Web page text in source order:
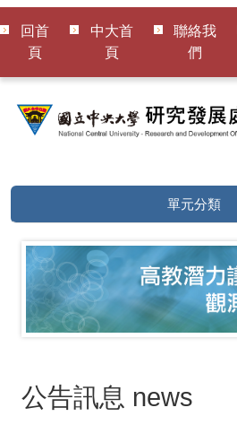
回首
頁
中大首
頁
聯絡我
們
單元分類
公告訊息 news